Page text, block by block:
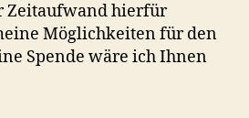
Zeitaufwand hierfür
Möglichkeiten für den
Spende wäre ich Ihnen